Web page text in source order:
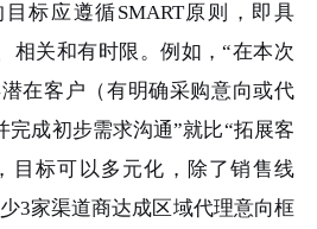
标应遵循SMART原则，即具
相关和有时限。例如，“在本次
在客户（有明确采购意向或代
完成初步需求沟通”就比“拓展客
目标可以多元化，除了销售线
3家渠道商达成区域代理意向框